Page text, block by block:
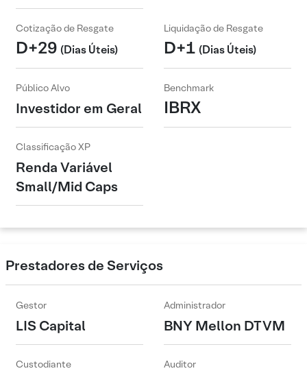
Cotização de Resgate
D+29 (Dias Úteis)
Liquidação de Resgate
D+1 (Dias Úteis)
Público Alvo
Investidor em Geral
Benchmark
IBRX
Classificação XP
Renda Variável
Small/Mid Caps
Prestadores de Serviços
Gestor
LIS Capital
Administrador
BNY Mellon DTVM
Custodiante Auditor